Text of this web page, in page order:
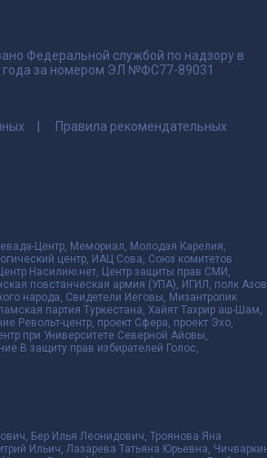
Федеральной службой по надзору в
года за номером ЭЛ №ФС77-89031
Правила рекомендательных
Центр, Мемориал, Молодая Карелия,
центр, ИАЦ Сова, Союз комитетов
Насилию.нет, Центр защиты прав СМИ,
повстанческая армия (УПА), ИГИЛ, полк Азов,
народа, Свидетели Иеговы, Мизантропик
партия Туркестана, Хайят Тахрир аш-Шам,
Револьт-центр, проект Сфера, проект Эхо,
при Университете Северной Айовы,
В защиту прав избирателей Голос,
Бер Илья Леонидович, Троянова Яна
Ильич, Лазарева Татьяна Юрьевна,